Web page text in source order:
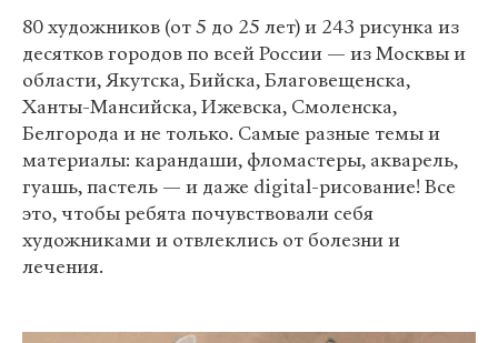
80 художников (от 5 до 25 лет) и 243 рисунка из
десятков городов по всей России — из Москвы и
области, Якутска, Бийска, Благовещенска,
Ханты-Мансийска, Ижевска, Смоленска,
Белгорода и не только. Самые разные темы и
материалы: карандаши, фломастеры, акварель,
гуашь, пастель — и даже digital-рисование! Все
это, чтобы ребята почувствовали себя
художниками и отвлеклись от болезни и
лечения.